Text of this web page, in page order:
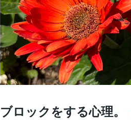
ブロックをする心理。